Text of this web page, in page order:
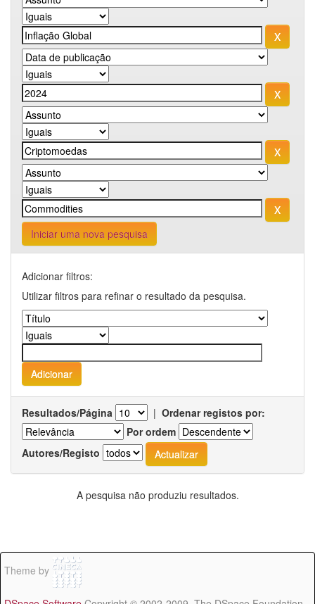
Iniciar uma nova pesquisa
Adicionar filtros:
Utilizar filtros para refinar o resultado da pesquisa.
Resultados/Página | Ordenar registos por:
Por ordem
Autores/Registo
A pesquisa não produziu resultados.
Theme by